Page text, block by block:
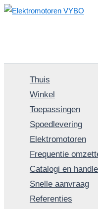
Spring
Thuis
Winkel
Toepassingen
Spoedlevering
Elektromotoren
Frequentie
Catalogi en
Snelle aanvraag
Referenties